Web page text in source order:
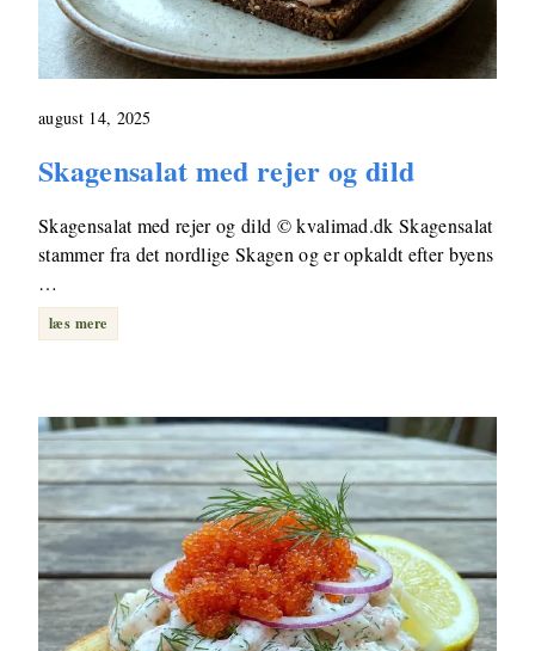
august 14, 2025
Skagensalat med rejer og dild
Skagensalat med rejer og dild © kvalimad.dk Skagensalat
stammer fra det nordlige Skagen og er opkaldt efter byens
…
læs mere